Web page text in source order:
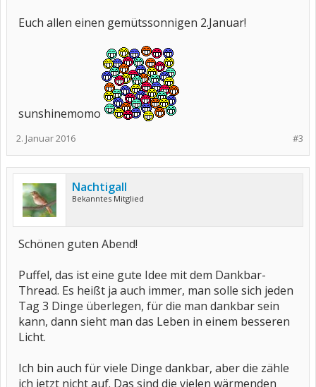
Euch allen einen gemütssonnigen 2.Januar!
sunshinemomo
#3
2. Januar 2016
Nachtigall
Bekanntes Mitglied
Schönen guten Abend!
Puffel, das ist eine gute Idee mit dem Dankbar-
Thread. Es heißt ja auch immer, man solle sich jeden
Tag 3 Dinge überlegen, für die man dankbar sein
kann, dann sieht man das Leben in einem besseren
Licht.
Ich bin auch für viele Dinge dankbar, aber die zähle
ich jetzt nicht auf. Das sind die vielen wärmenden